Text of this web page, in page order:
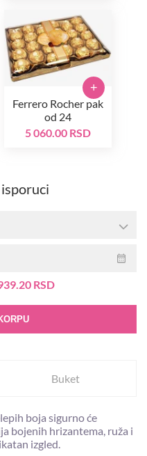
Ferrero Rocher pak
od 24
5 060.00 RSD
+
RSD
Buket
boja sigurno će
bojenih hrizantema, ruža i
izgled.